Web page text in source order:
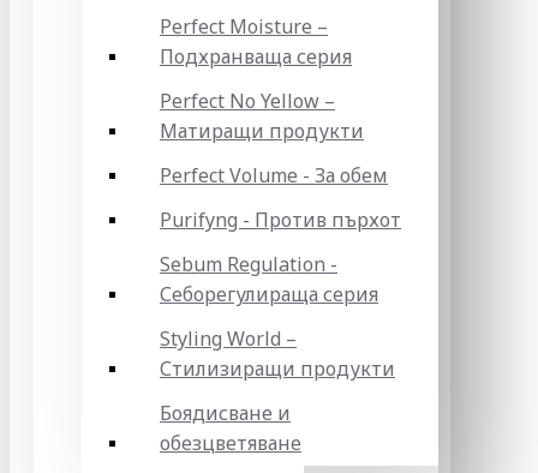
Perfect Moisture –
Подхранваща серия
Perfect No Yellow –
Матиращи продукти
Perfect Volume - За обем
Purifyng - Против пърхот
Sebum Regulation -
Себорегулираща серия
Styling World –
Стилизиращи продукти
Боядисване и
обезцветяване